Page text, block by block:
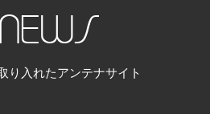
り入れたアンテナサイト